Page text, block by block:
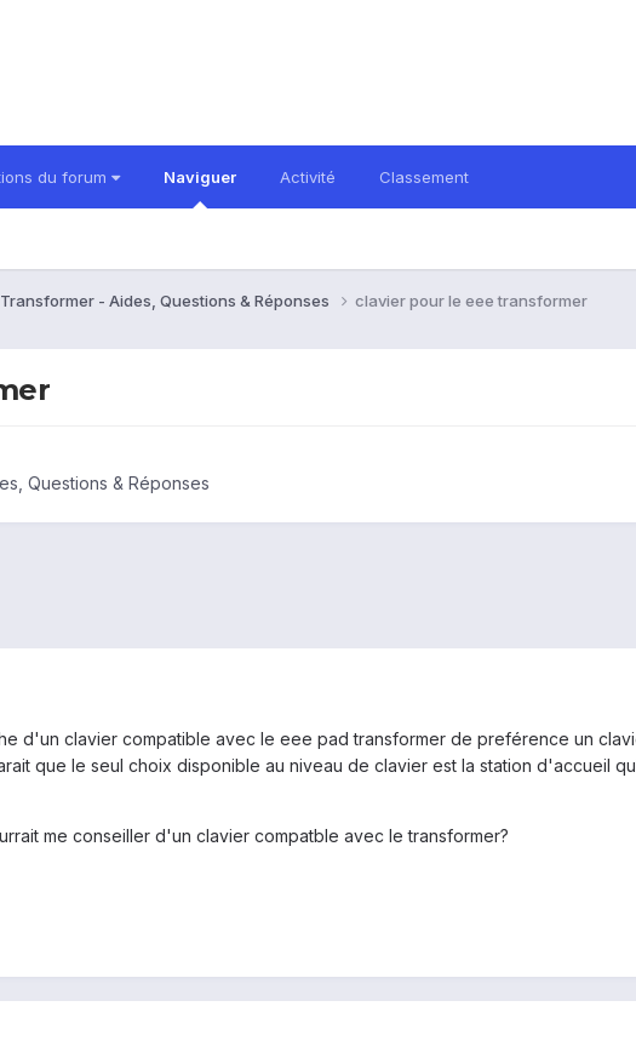
du forum Naviguer Activité Classement
- Aides, Questions & Réponses clavier pour le eee transformer
Questions & Réponses
d'un clavier compatible avec le eee pad transformer de preférence un
que le seul choix disponible au niveau de clavier est la station d'accueil
me conseiller d'un clavier compatble avec le transformer?